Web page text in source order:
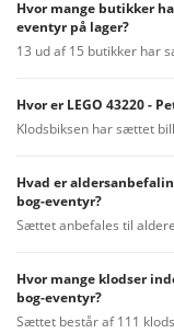
Hvor mange butikker
eventyr på lager?
13 ud af 15 butikker har
Hvor er LEGO 43220 -
Klodsbiksen har sættet
Hvad er
bog-eventyr?
Sættet anbefales til
Hvor mange klodser
bog-eventyr?
Sættet består af 111